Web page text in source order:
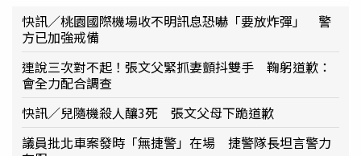
快訊／桃園國際機場收不明訊息恐嚇「要放炸彈」 警
方已加強戒備
連說三次對不起！張文父緊抓妻顫抖雙手 鞠躬道歉：
會全力配合調查
快訊／兒隨機殺人釀3死 張文父母下跪道歉
議員批北車案發時「無捷警」在場 捷警隊長坦言警力